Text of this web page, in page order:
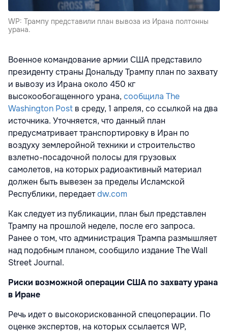
WP: Трампу представили план вывоза из Ирана полтонны
урана.
Военное командование армии США представило
президенту страны Дональду Трампу план по захвату
и вывозу из Ирана около 450 кг
высокообогащенного урана, сообщила The
Washington Post в среду, 1 апреля, со ссылкой на два
источника. Уточняется, что данный план
предусматривает транспортировку в Иран по
воздуху землеройной техники и строительство
взлетно-посадочной полосы для грузовых
самолетов, на которых радиоактивный материал
должен быть вывезен за пределы Исламской
Республики, передаетdw.com
Как следует из публикации, план был представлен
Трампу на прошлой неделе, после его запроса.
Ранее о том, что администрация Трампа размышляет
над подобным планом, сообщило издание The Wall
Street Journal.
Риски возможной операции США по захвату урана
в Иране
Речь идет о высокорискованной спецоперации. По
оценке экспертов, на которых ссылается WP,